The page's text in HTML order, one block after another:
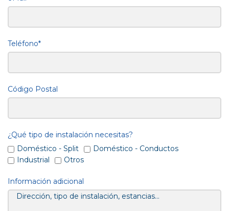
Teléfono*
Código Postal
¿Qué tipo de instalación necesitas?
Doméstico - Split
Doméstico - Conductos
Industrial
Otros
Información adicional